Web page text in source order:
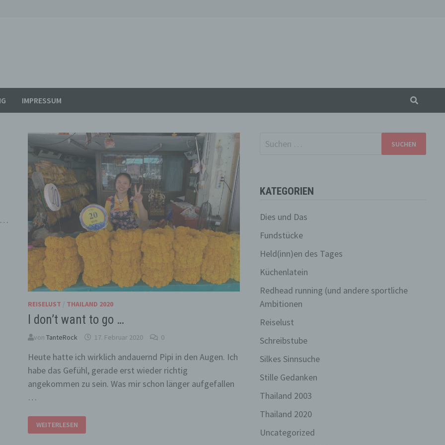
IMPRESSUM
…
REISELUST THAILAND 2020
I don’t want to go …
von TanteRock 17. Februar 2020 0
Heute hatte ich wirklich andauernd Pipi in den Augen. Ich
habe das Gefühl, gerade erst wieder richtig
angekommen zu sein. Was mir schon länger aufgefallen
…
DON’T
WANT
WEITERLESEN
Suchen
KATEGORIEN
Dies und Das
Fundstücke
Held(inn)en des Tages
Küchenlatein
Redhead running (und andere sportliche
Ambitionen
Reiselust
Schreibstube
Silkes Sinnsuche
Stille Gedanken
Thailand 2003
Thailand 2020
Uncategorized